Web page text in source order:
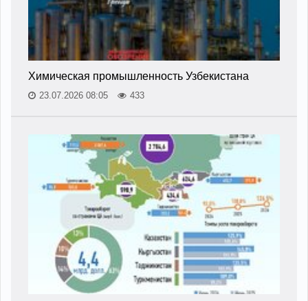
Химическая промышленность Узбекистана
23.07.2026 08:05 433